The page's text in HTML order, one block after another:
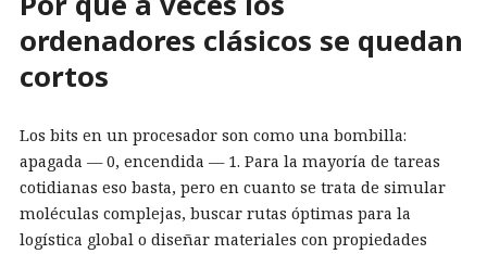
ordenadores clásicos se quedan
cortos
Los bits en un procesador son como una bombilla:
apagada — 0, encendida — 1. Para la mayoría de tareas
cotidianas eso basta, pero en cuanto se trata de simular
moléculas complejas, buscar rutas óptimas para la
logística global o diseñar materiales con propiedades